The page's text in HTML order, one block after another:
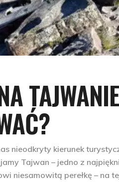
nieodkryty kierunek
Tajwan – jedno z
niesamowitą perełkę – na